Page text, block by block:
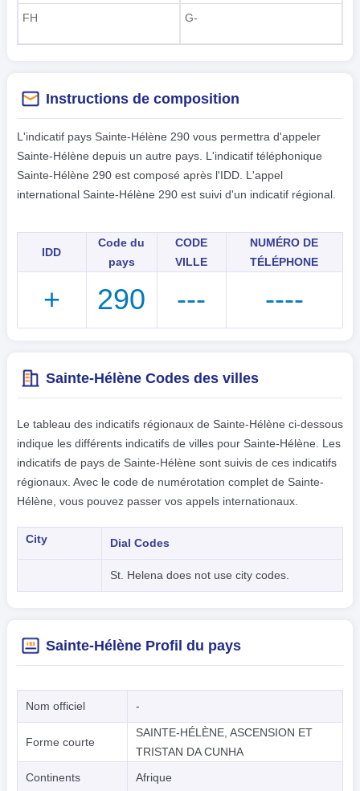
FH
G-
Instructions de composition
L'indicatif pays Sainte-Hélène 290 vous permettra d'appeler
Sainte-Hélène depuis un autre pays. L'indicatif téléphonique
Sainte-Hélène 290 est composé après l'IDD. L'appel
international Sainte-Hélène 290 est suivi d'un indicatif régional.
IDD
Code du
pays
CODE
VILLE
NUMÉRO DE
TÉLÉPHONE
+ 290 --- ----
Sainte-Hélène Codes des villes
Le tableau des indicatifs régionaux de Sainte-Hélène ci-dessous
indique les différents indicatifs de villes pour Sainte-Hélène. Les
indicatifs de pays de Sainte-Hélène sont suivis de ces indicatifs
régionaux. Avec le code de numérotation complet de Sainte-
Hélène, vous pouvez passer vos appels internationaux.
City Dial Codes
St. Helena does not use city codes.
Sainte-Hélène Profil du pays
Nom officiel -
Forme courte
SAINTE-HÉLÈNE, ASCENSION ET
TRISTAN DA CUNHA
Continents
Afrique